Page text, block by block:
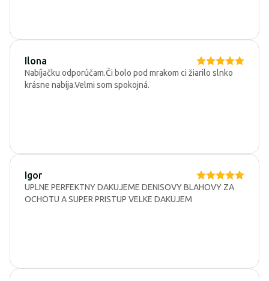
Ilona
Nabíjačku odporúčam.Či bolo pod mrakom ci žiarilo slnko
krásne nabíja.Velmi som spokojná.
Igor
UPLNE PERFEKTNY DAKUJEME DENISOVY BLAHOVY ZA
OCHOTU A SUPER PRISTUP VELKE DAKUJEM